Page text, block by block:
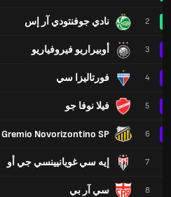
2 نادي جوفنتودي آر إس
3 أوبيراريو فيروفياريو
4 فورتاليزا سي
5 فيلا نوفا جو
6
Gremio Novorizontino SP
7 إيه سي غويانيينسي جي أو
8 سي آر بي